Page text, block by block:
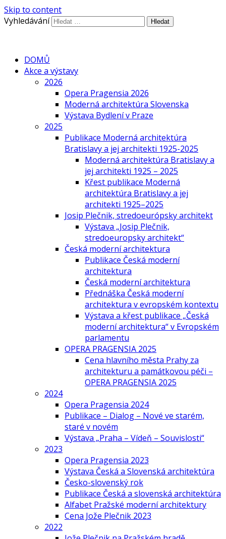
Skip to content
Vyhledávání
DOMŮ
Akce a výstavy
2026
Opera Pragensia 2026
Moderná architektúra Slovenska
Výstava Bydlení v Praze
2025
Publikace Moderná architektúra
Bratislavy a jej architekti 1925-2025
Moderná architektúra Bratislavy a
jej architekti 1925 – 2025
Křest publikace Moderná
architektúra Bratislavy a jej
architekti 1925–2025
Josip Plečnik, stredoeurópsky architekt
Výstava „Josip Plečnik,
stredoeuropsky architekt“
Česká moderní architektura
Publikace Česká moderní
architektura
Česká moderní architektura
Přednáška Česká moderní
architektura v evropském kontextu
Výstava a křest publikace „Česká
moderní architektura“ v Evropském
parlamentu
OPERA PRAGENSIA 2025
Cena hlavního města Prahy za
architekturu a památkovou péči –
OPERA PRAGENSIA 2025
2024
Opera Pragensia 2024
Publikace – Dialog – Nové ve starém,
staré v novém
Výstava „Praha – Vídeň – Souvislosti“
2023
Opera Pragensia 2023
Výstava Česká a Slovenská architektúra
Česko-slovenský rok
Publikace Česká a slovenská architektúra
Alfabet Pražské moderní architektury
Cena Jože Plečnik 2023
2022